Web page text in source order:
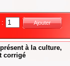
: Ajouter
à la culture,
corrigé